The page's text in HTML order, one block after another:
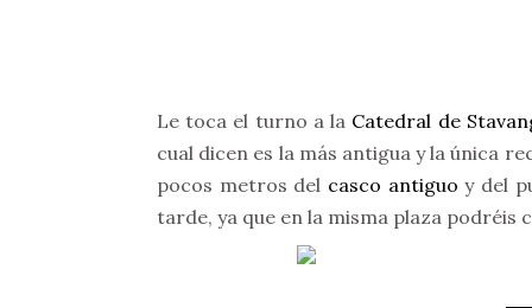
Le toca el turno a la Catedral de
cual dicen es la más antigua y la única
pocos metros del casco antiguo y del
tarde, ya que en la misma plaza